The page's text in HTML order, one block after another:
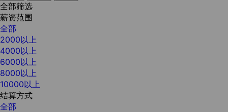
全部筛选
薪资范围
全部
2000以上
4000以上
6000以上
8000以上
10000以上
结算方式
全部